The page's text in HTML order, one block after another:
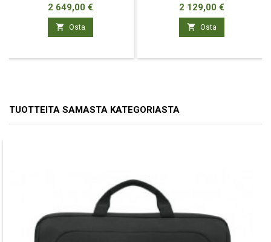
Hinta
2 649,00 €
 Osta
Hinta
2 129,00 €
 Osta
TUOTTEITA SAMASTA KATEGORIASTA